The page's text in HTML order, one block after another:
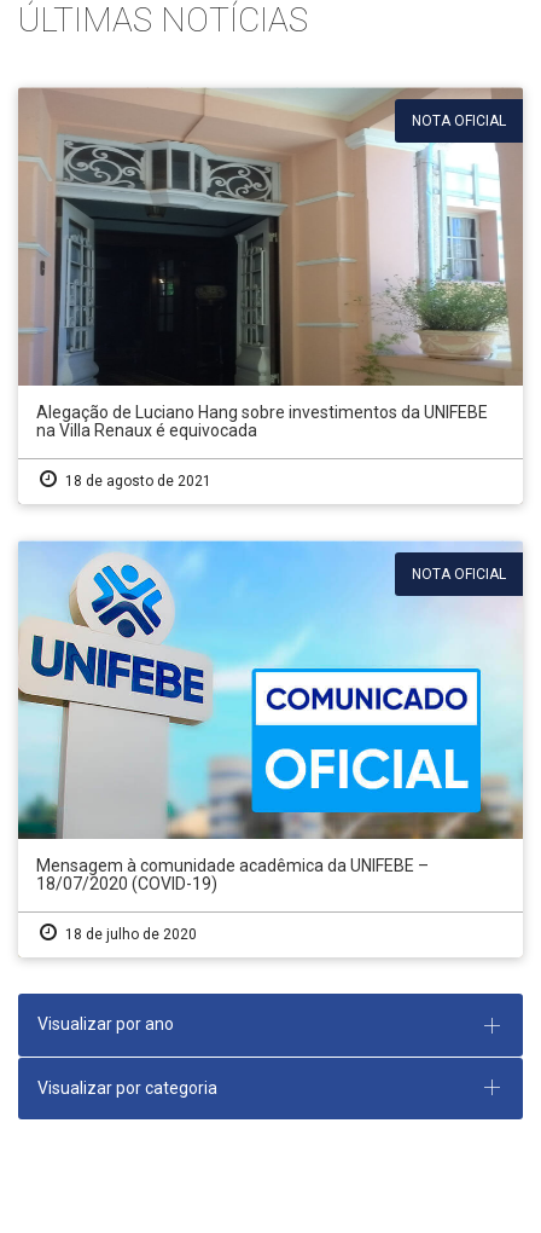
ÚLTIMAS NOTÍCIAS
NOTA OFICIAL
Alegação de Luciano Hang sobre investimentos da UNIFEBE
na Villa Renaux é equivocada
18 de agosto de 2021
NOTA OFICIAL
Mensagem à comunidade acadêmica da UNIFEBE –
18/07/2020 (COVID-19)
18 de julho de 2020
Visualizar por ano
Visualizar por categoria